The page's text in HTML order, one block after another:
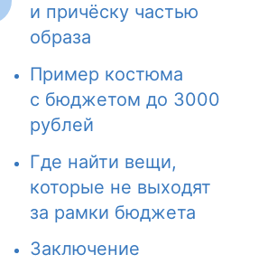
и причёску частью
образа
Пример костюма
с бюджетом до 3000
рублей
Где найти вещи,
которые не выходят
за рамки бюджета
Заключение